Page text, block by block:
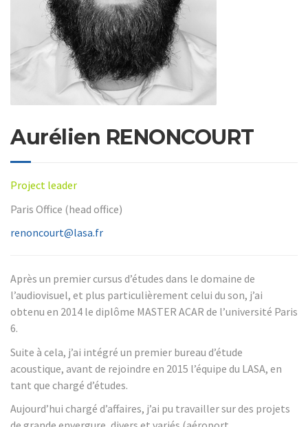
Aurélien RENONCOURT
Project leader
Paris Office (head office)
renoncourt@lasa.fr
Après un premier cursus d’études dans le domaine de
l’audiovisuel, et plus particulièrement celui du son, j’ai
obtenu en 2014 le diplôme MASTER ACAR de l’université Paris
6.
Suite à cela, j’ai intégré un premier bureau d’étude
acoustique, avant de rejoindre en 2015 l’équipe du LASA, en
tant que chargé d’études.
Aujourd’hui chargé d’affaires, j’ai pu travailler sur des projets